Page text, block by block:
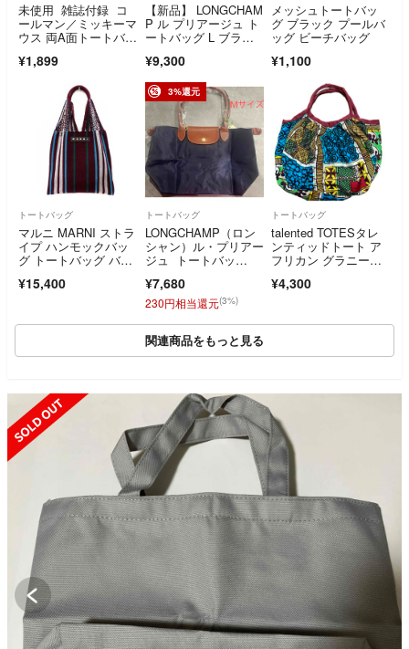
未使用 雑誌付録 コ
ールマン／ミッキーマ
ウス 両A面トートバッ
¥1,899
【新品】 LONGCHAM
P ル プリアージュ ト
ートバッグ L ブラッ
¥9,300
メッシュトートバッ
グ ブラック プールバ
ッグ ビーチバッグ
¥1,100
トートバッグ
マルニ MARNI ストラ
イプ ハンモックバッ
グ トートバッグ バー
¥15,400
3%還元
トートバッグ
LONGCHAMP（ロン
シャン）ル・プリアー
ジュ トートバッ
¥7,680
230円相当還元(3%)
トートバッグ
talented TOTESタレ
ンティッドトート ア
フリカン グラニーバ
¥4,300
関連商品をもっと見る
SOLD OUT